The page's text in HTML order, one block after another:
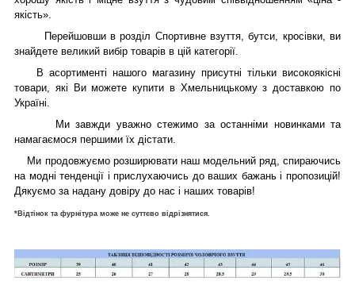
якість».
Перейшовши в розділ Спортивне взуття, бутси, кросівки, ви
знайдете великий вибір товарів в цій категорії.
В асортименті нашого магазину присутні тільки високоякісні
товари, які Ви можете купити в Хмельницькому з доставкою по
Україні.
Ми завжди уважно стежимо за останніми новинками та
намагаємося першими їх дістати.
Ми продовжуємо розширювати наш модельний ряд, спираючись
на модні тенденції і прислухаючись до ваших бажань і пропозицій!
Дякуємо за надану довіру до нас і наших товарів!
*Відтінок та фурнітура може не суттєво відрізнятися.